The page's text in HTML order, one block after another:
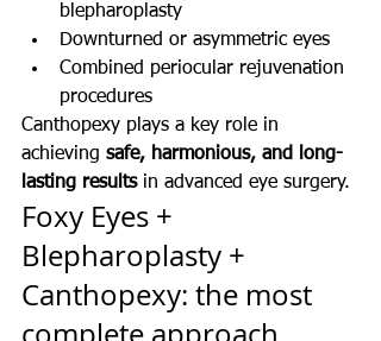
blepharoplasty
Downturned or asymmetric eyes
Combined periocular rejuvenation
procedures
Canthopexy plays a key role in
achieving safe, harmonious, and long-
lasting results in advanced eye surgery.
Foxy Eyes +
Blepharoplasty +
Canthopexy: the most